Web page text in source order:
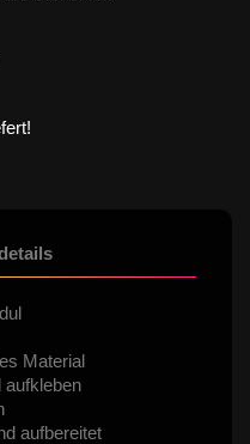
Material
aufkleben
aufbereitet